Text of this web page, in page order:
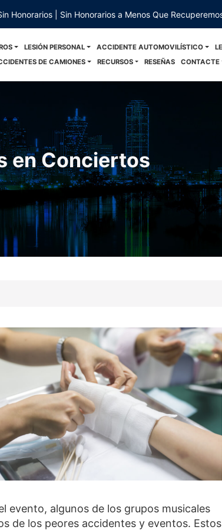
Honorarios | Sin Honorarios a Menos Que
LESIÓN PERSONAL ACCIDENTE AUTOMOVILÍSTICO
DE CAMIONES
RECURSOS RESEÑAS CONTACTE
en Conciertos
evento, algunos de los grupos musicales
de los peores accidentes y eventos. Estos